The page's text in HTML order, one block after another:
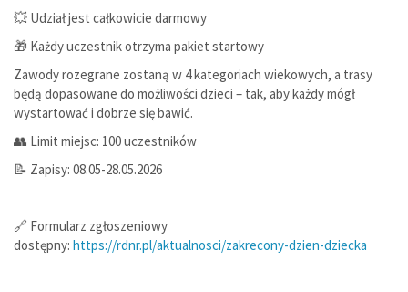
💥 Udział jest całkowicie darmowy
🎁 Każdy uczestnik otrzyma pakiet startowy
Zawody rozegrane zostaną w 4 kategoriach wiekowych, a trasy
będą dopasowane do możliwości dzieci – tak, aby każdy mógł
wystartować i dobrze się bawić.
👥 Limit miejsc: 100 uczestników
📝 Zapisy: 08.05-28.05.2026
🔗 Formularz zgłoszeniowy
dostępny: https://rdnr.pl/aktualnosci/zakrecony-dzien-dziecka